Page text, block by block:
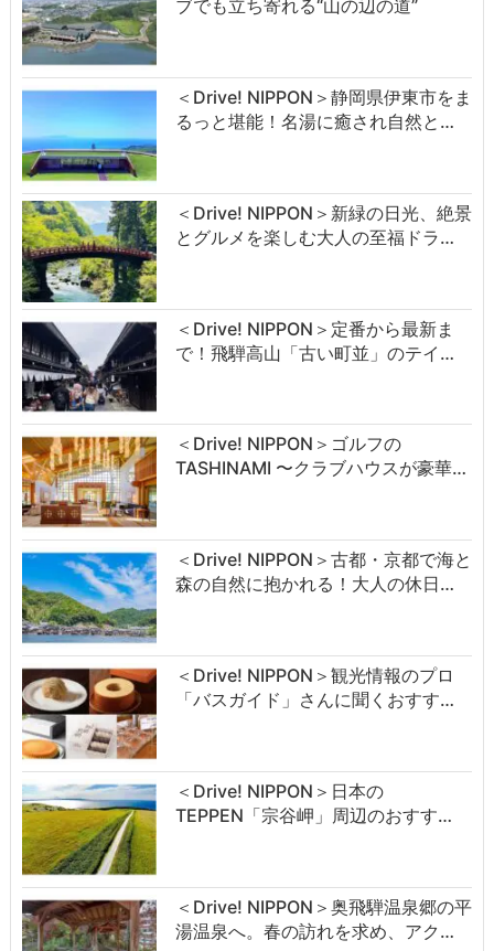
ブでも立ち寄れる“山の辺の道”
＜Drive! NIPPON＞静岡県伊東市をま
るっと堪能！名湯に癒され自然と…
＜Drive! NIPPON＞新緑の日光、絶景
とグルメを楽しむ大人の至福ドラ…
＜Drive! NIPPON＞定番から最新ま
で！飛騨高山「古い町並」のテイ…
＜Drive! NIPPON＞ゴルフの
TASHINAMI 〜クラブハウスが豪華…
＜Drive! NIPPON＞古都・京都で海と
森の自然に抱かれる！大人の休日…
＜Drive! NIPPON＞観光情報のプロ
「バスガイド」さんに聞くおすす…
＜Drive! NIPPON＞日本の
TEPPEN「宗谷岬」周辺のおすす…
＜Drive! NIPPON＞奥飛騨温泉郷の平
湯温泉へ。春の訪れを求め、アク…